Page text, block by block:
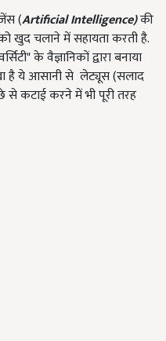
(Artificial Intelligence)की
खुद चलाने में सहायता करती है.
के वैज्ञानिकों द्वारा बनाया
है ये आसानी से लेट्यूस (सलाद
कटाई करने में भी पूरी तरह